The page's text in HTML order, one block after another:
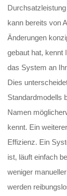
kann bereits von
Änderungen
gebaut hat, kennt
das System an
Dies
Standardmodells
Namen
kennt. Ein
Effizienz. Ein
ist, läuft einfach
weniger
werden